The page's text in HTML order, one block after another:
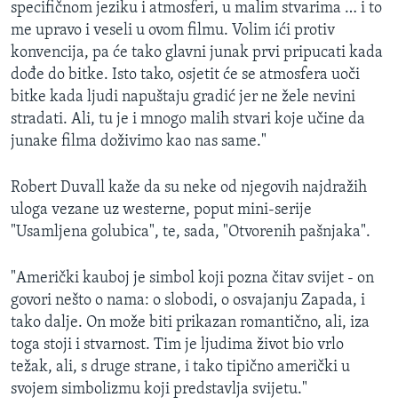
Jezici
specifičnom jeziku i atmosferi, u malim stvarima … i to
me upravo i veseli u ovom filmu. Volim ići protiv
konvencija, pa će tako glavni junak prvi pripucati kada
dođe do bitke. Isto tako, osjetit će se atmosfera uoči
bitke kada ljudi napuštaju gradić jer ne žele nevini
stradati. Ali, tu je i mnogo malih stvari koje učine da
junake filma doživimo kao nas same."
Robert Duvall kaže da su neke od njegovih najdražih
uloga vezane uz westerne, poput mini-serije
"Usamljena golubica", te, sada, "Otvorenih pašnjaka".
"Američki kauboj je simbol koji pozna čitav svijet - on
govori nešto o nama: o slobodi, o osvajanju Zapada, i
tako dalje. On može biti prikazan romantično, ali, iza
toga stoji i stvarnost. Tim je ljudima život bio vrlo
težak, ali, s druge strane, i tako tipično američki u
svojem simbolizmu koji predstavlja svijetu."